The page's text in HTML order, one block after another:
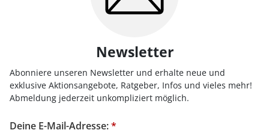
Newsletter
Abonniere unseren Newsletter und erhalte neue und
exklusive Aktionsangebote, Ratgeber, Infos und vieles mehr!
Abmeldung jederzeit unkompliziert möglich.
Deine E-Mail-Adresse:*